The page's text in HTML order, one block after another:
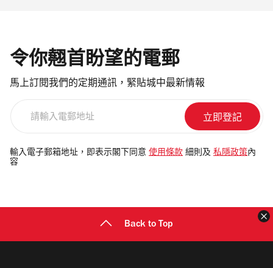
令你翹首盼望的電郵
馬上訂閱我們的定期通訊，緊貼城中最新情報
電
郵
輸入電子郵箱地址，即表示閣下同意 使用條款 細則及 私隱政策 內
容
Back to Top